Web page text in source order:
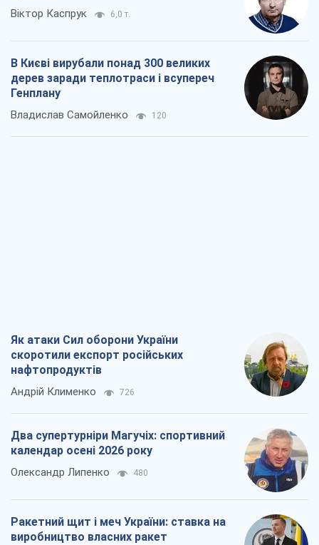
Віктор Каспрук 6,0 т.
В Києві вирубали понад 300 великих
дерев заради теплотраси і всупереч
Генплану
Владислав Самойленко 120
Як атаки Сил оборони України
скоротили експорт російських
нафтопродуктів
Андрій Клименко 726
Два супертурніри Магучіх: спортивний
календар осені 2026 року
Олександр Липенко 480
Ракетний щит і меч України: ставка на
виробництво власних ракет